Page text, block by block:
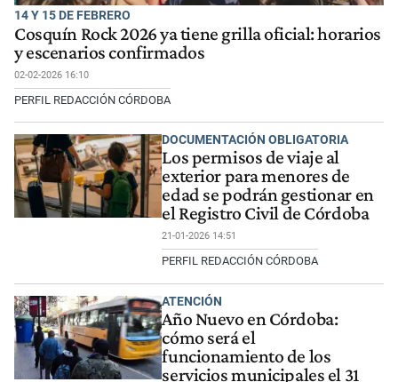
14 Y 15 DE FEBRERO
Cosquín Rock 2026 ya tiene grilla oficial: horarios
y escenarios confirmados
02-02-2026 16:10
PERFIL REDACCIÓN CÓRDOBA
DOCUMENTACIÓN OBLIGATORIA
Los permisos de viaje al
exterior para menores de
edad se podrán gestionar en
el Registro Civil de Córdoba
21-01-2026 14:51
PERFIL REDACCIÓN CÓRDOBA
ATENCIÓN
Año Nuevo en Córdoba:
cómo será el
funcionamiento de los
servicios municipales el 31